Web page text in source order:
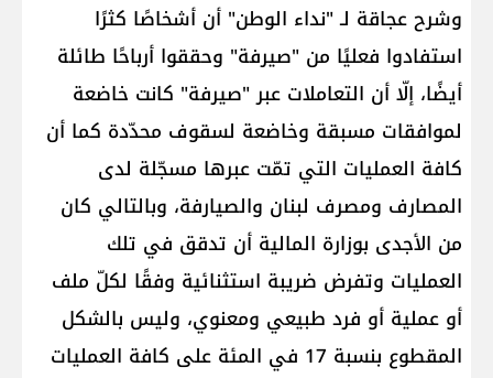
وشرح عجاقة لـ "نداء الوطن" أن أشخاصًا كثرًا
استفادوا فعليًا من "صيرفة" وحققوا أرباحًا طائلة
أيضًا، إلّا أن التعاملات عبر "صيرفة" كانت خاضعة
لموافقات مسبقة وخاضعة لسقوف محدّدة كما أن
كافة العمليات التي تمّت عبرها مسجّلة لدى
المصارف ومصرف لبنان والصيارفة، وبالتالي كان
من الأجدى بوزارة المالية أن تدقق في تلك
العمليات وتفرض ضريبة استثنائية وفقًا لكلّ ملف
أو عملية أو فرد طبيعي ومعنوي، وليس بالشكل
المقطوع بنسبة 17 في المئة على كافة العمليات